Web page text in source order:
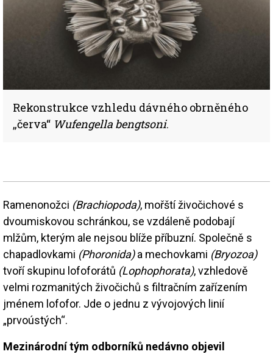
Rekonstrukce vzhledu dávného obrněného
„červa“ Wufengella bengtsoni.
Ramenonožci (Brachiopoda), mořští živočichové s
dvoumiskovou schránkou, se vzdáleně podobají
mlžům, kterým ale nejsou blíže příbuzní. Společně s
chapadlovkami (Phoronida)a mechovkami (Bryozoa)
tvoří skupinu lofoforátů (Lophophorata), vzhledově
velmi rozmanitých živočichů s filtračním zařízením
jménem lofofor. Jde o jednu z vývojových linií
„prvoústých“.
Mezinárodní tým odborníků nedávno objevil